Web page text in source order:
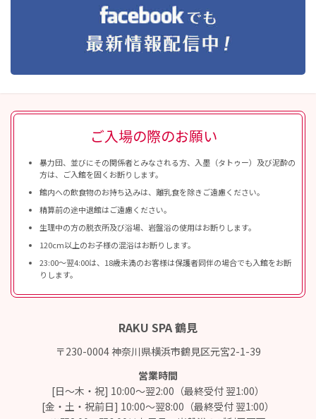
ご入場の際のお願い
暴力団、並びにその関係者とみなされる方、入墨（タトゥー）及び泥酔の
方は、ご入館を固くお断りします。
館内への飲食物のお持ち込みは、離乳食を除きご遠慮ください。
精算前の途中退館はご遠慮ください。
生理中の方の脱衣所及び浴場、岩盤浴の使用はお断りします。
120cm以上のお子様の混浴はお断りします。
23:00〜翌4:00は、18歳未満のお客様は保護者同伴の場合でも入館をお断
りします。
RAKU SPA 鶴見
〒230-0004 神奈川県横浜市鶴見区元宮2-1-39
営業時間
[日～木・祝] 10:00～翌2:00（最終受付 翌1:00）
[金・土・祝前日] 10:00～翌8:00（最終受付 翌1:00）